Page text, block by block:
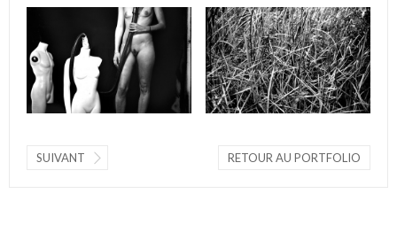
SUIVANT RETOUR AU PORTFOLIO